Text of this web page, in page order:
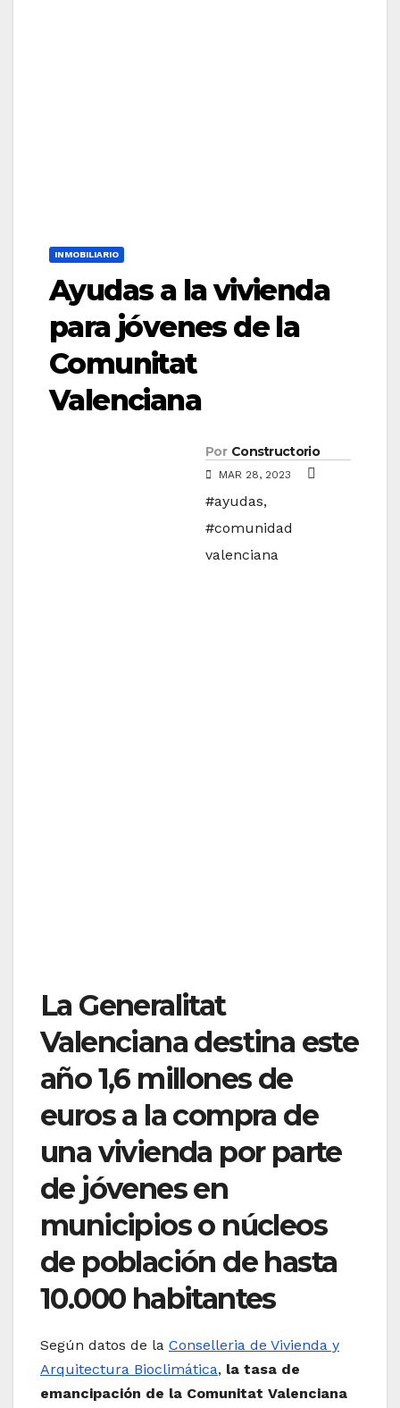
INMOBILIARIO
Ayudas a la vivienda
para jóvenes de la
Comunitat
Valenciana
Por Constructorio
MAR 28, 2023
#ayudas,
#comunidad
valenciana
La Generalitat
Valenciana destina este
año 1,6 millones de
euros a la compra de
una vivienda por parte
de jóvenes en
municipios o núcleos
de población de hasta
10.000 habitantes
Según datos de la Conselleria de Vivienda y
Arquitectura Bioclimática, la tasa de
emancipación de la Comunitat Valenciana